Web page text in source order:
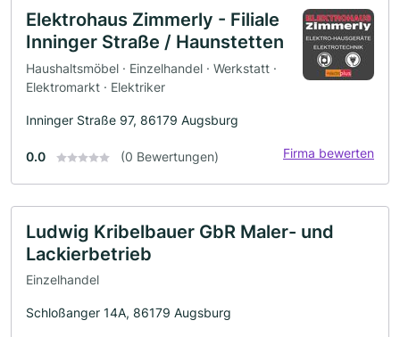
Elektrohaus Zimmerly - Filiale
Inninger Straße / Haunstetten
Haushaltsmöbel · Einzelhandel · Werkstatt ·
Elektromarkt · Elektriker
Inninger Straße 97, 86179 Augsburg
0.0 (0 Bewertungen) Firma bewerten
Ludwig Kribelbauer GbR Maler- und
Lackierbetrieb
Einzelhandel
Schloßanger 14A, 86179 Augsburg